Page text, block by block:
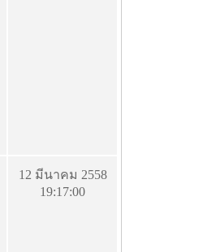
12 มีนาคม 2558
19:17:00